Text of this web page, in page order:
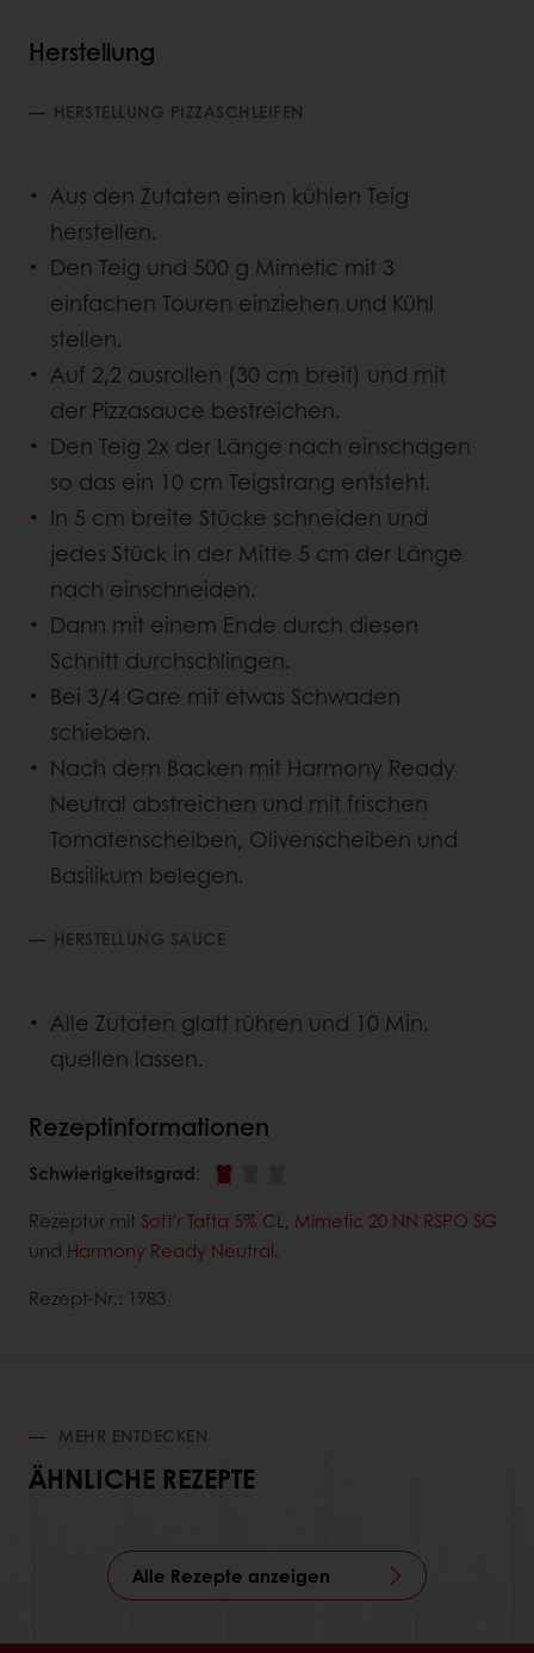
Herstellung
HERSTELLUNG PIZZASCHLEIFEN
Aus den Zutaten einen kühlen Teig
herstellen.
Den Teig und 500 g Mimetic mit 3
einfachen Touren einziehen und Kühl
stellen.
Auf 2,2 ausrollen (30 cm breit) und mit
der Pizzasauce bestreichen.
Den Teig 2x der Länge nach einschagen
so das ein 10 cm Teigstrang entsteht.
In 5 cm breite Stücke schneiden und
jedes Stück in der Mitte 5 cm der Länge
nach einschneiden.
Dann mit einem Ende durch diesen
Schnitt durchschlingen.
Bei 3/4 Gare mit etwas Schwaden
schieben.
Nach dem Backen mit Harmony Ready
Neutral abstreichen und mit frischen
Tomatenscheiben, Olivenscheiben und
Basilikum belegen.
HERSTELLUNG SAUCE
Alle Zutaten glatt rühren und 10 Min.
quellen lassen.
Rezeptinformationen
Schwierigkeitsgrad:
Rezeptur mit Soft'r Tafta 5% CL, Mimetic 20 NN RSPO SG
und Harmony Ready Neutral.
Rezept-Nr.: 1983
MEHR ENTDECKEN
ÄHNLICHE REZEPTE
Alle Rezepte anzeigen